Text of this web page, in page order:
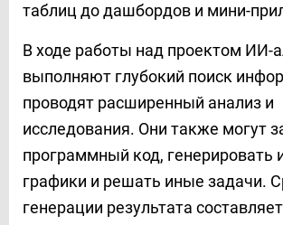
таблиц до дашбордов и мини-
В ходе работы над проектом ИИ-
выполняют глубокий поиск
проводят расширенный анализ и
исследования. Они также могут
программный код, генерировать
графики и решать иные задачи.
генерации результата